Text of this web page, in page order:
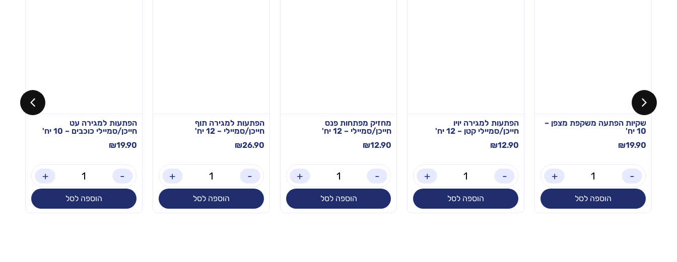
שקיות הפתעה משקפת מצפן –
10 יח'
₪19.90
-
+
הוספה לסל
הפתעות למגירה יויו
חייכן/סמיילי קטן – 12 יח'
₪12.90
-
+
הוספה לסל
מחזיק מפתחות פנס
חייכן/סמיילי – 12 יח'
₪12.90
-
+
הוספה לסל
הפתעות למגירה תוף
חייכן/סמיילי – 12 יח'
₪26.90
-
+
הוספה לסל
הפתעות למגירה עט
חייכן/סמיילי כוכבים – 10 יח'
₪19.90
-
+
הוספה לסל